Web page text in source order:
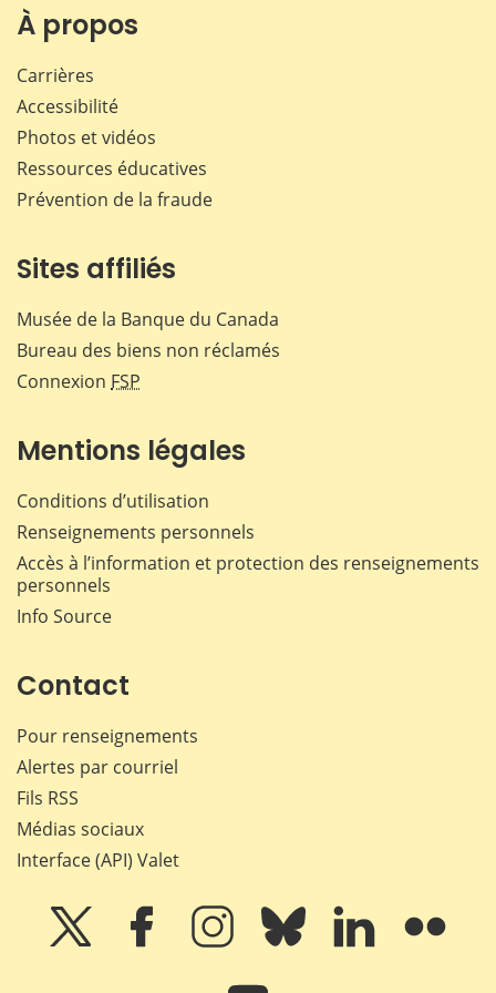
À propos
Carrières
Accessibilité
Photos et vidéos
Ressources éducatives
Prévention de la fraude
Sites affiliés
Musée de la Banque du Canada
Bureau des biens non réclamés
Connexion FSP
Mentions légales
Conditions d’utilisation
Renseignements personnels
Accès à l’information et protection des renseignements
personnels
Info Source
Contact
Pour renseignements
Alertes par courriel
Fils RSS
Médias sociaux
Interface (API) Valet